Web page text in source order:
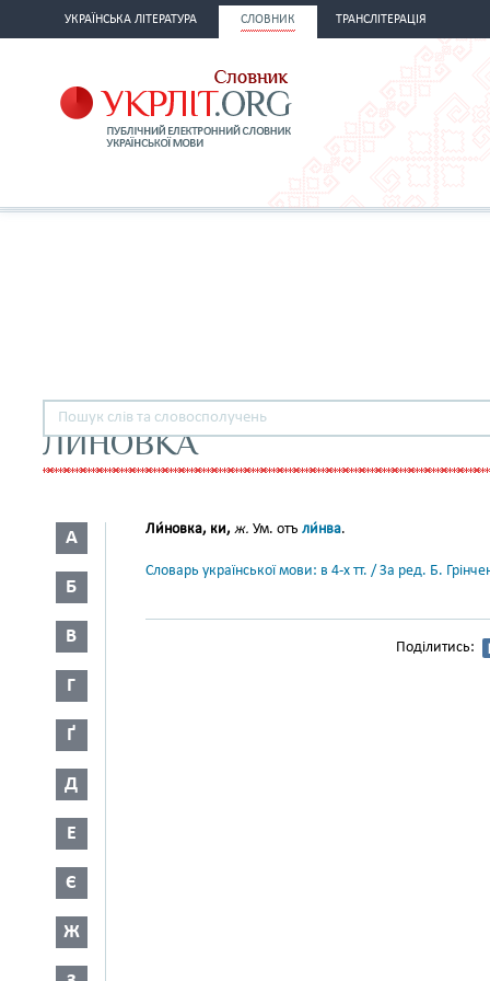
УКРАЇНСЬКА ЛІТЕРАТУРА СЛОВНИК ТРАНСЛІТЕРАЦІЯ
ЛИНОВКА
А
Б
В
Г
Ґ
Д
Е
Є
Ж
Ли́новка, ки, ж. Ум. отъ ли́нва.
Словарь української мови: в 4-х тт. / За ред. Б.
Поділитись: